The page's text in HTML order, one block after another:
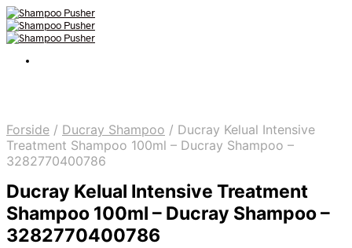
Forside / Ducray Shampoo / Ducray Kelual Intensive
Treatment Shampoo 100ml – Ducray Shampoo –
3282770400786
Ducray Kelual Intensive Treatment
Shampoo 100ml – Ducray Shampoo –
3282770400786